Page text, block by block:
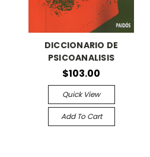
DICCIONARIO DE
PSICOANALISIS
$103.00
Quick View
Add To Cart